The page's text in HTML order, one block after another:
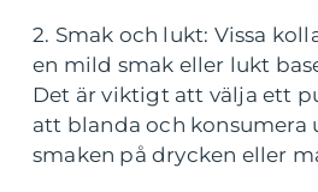
2. Smak och lukt: Vissa
en mild smak eller lukt
Det är viktigt att välja ett
att blanda och konsumera
smaken på drycken eller